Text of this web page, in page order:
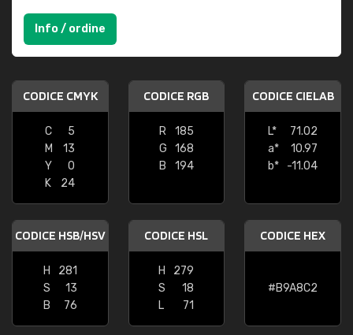
Info / ordine
CODICE CMYK
C
5
M
13
Y
0
K
24
CODICE RGB
R
185
G
168
B
194
CODICE CIELAB
L*
71.02
a*
10.97
b*
-11.04
CODICE HSB/HSV
H
281
S
13
B
76
CODICE HSL
H
279
S
18
L
71
CODICE HEX
#B9A8C2